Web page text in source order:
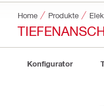
Home Produkte
Konfigurator